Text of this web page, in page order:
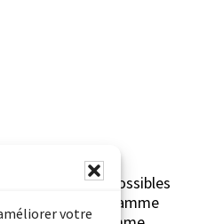
votre
sont rendues possibles
Canada (Programme